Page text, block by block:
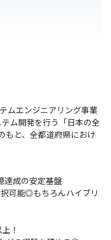
ムエンジニアリング事業
ム開発を行う「日本の全
もと、全都道府県におけ
達成の安定基盤
可能◎もちろんハイブリ
！